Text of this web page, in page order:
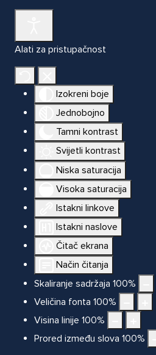
Alati za pristupačnost
Izokreni boje
Jednobojno
Tamni kontrast
Svijetli kontrast
Niska saturacija
Visoka saturacija
Istakni linkove
Istakni naslove
Čitač ekrana
Način čitanja
Skaliranje sadržaja 100%
Veličina fonta 100%
Visina linije 100%
Prored između slova 100%